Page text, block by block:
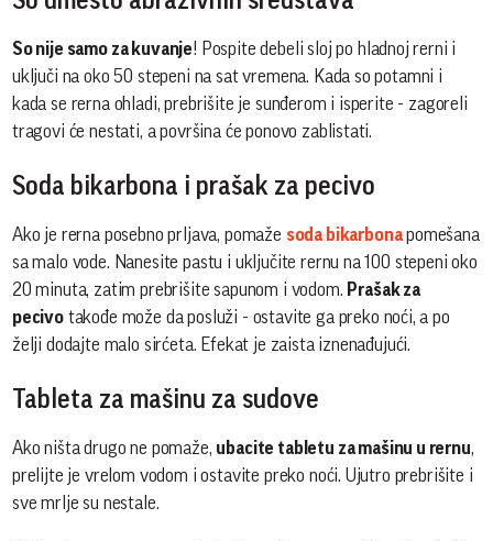
So nije samo za kuvanje! Pospite debeli sloj po hladnoj rerni i
uključi na oko 50 stepeni na sat vremena. Kada so potamni i
kada se rerna ohladi, prebrišite je sunđerom i isperite - zagoreli
tragovi će nestati, a površina će ponovo zablistati.
Soda bikarbona i prašak za pecivo
Ako je rerna posebno prljava, pomaže soda bikarbonapomešana
sa malo vode. Nanesite pastu i uključite rernu na 100 stepeni oko
20 minuta, zatim prebrišite sapunom i vodom. Prašak za
pecivotakođe može da posluži - ostavite ga preko noći, a po
želji dodajte malo sirćeta. Efekat je zaista iznenađujući.
Tableta za mašinu za sudove
Ako ništa drugo ne pomaže, ubacite tabletu za mašinu u rernu,
prelijte je vrelom vodom i ostavite preko noći. Ujutro prebrišite i
sve mrlje su nestale.